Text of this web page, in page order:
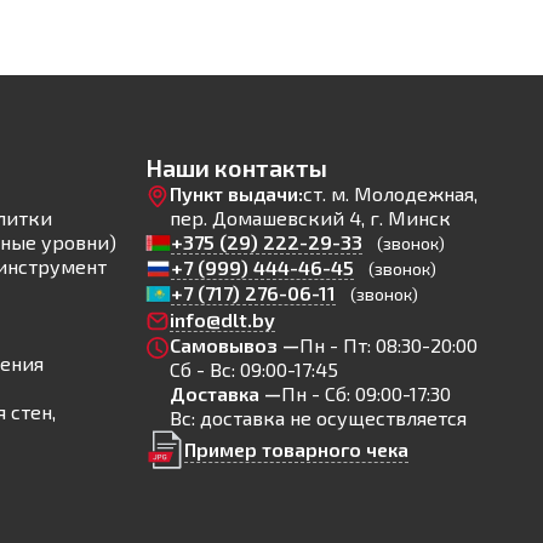
уровни)
Наши контакты
Пункт выдачи:ст. м. Молодежная,
пер. Домашевский 4, г. Минск
+375 (29) 222-29-33
(звонок)
+7 (999) 444-46-45 (звонок)
+7 (717) 276-06-11 (звонок)
info@dlt.by
Самовывоз —Пн - Пт: 08:30-20:00
Сб - Вс: 09:00-17:45
Доставка —Пн - Сб: 09:00-17:30
Вс: доставка не осуществляется
Пример товарного чека